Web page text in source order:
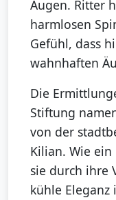
Augen. Ritter
harmlosen
Gefühl, dass
wahnhaften
Die
Stiftung
von der
Kilian. Wie
sie durch ihre
kühle Eleganz